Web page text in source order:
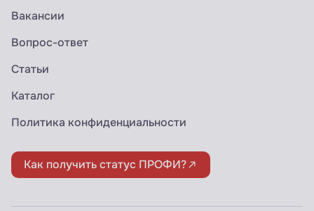
Вакансии
Вопрос-ответ
Статьи
Каталог
Политика конфиденциальности
Как получить статус ПРОФИ?